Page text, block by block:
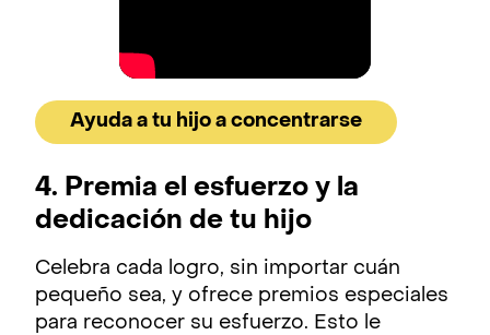
Ayuda a tu hijo a concentrarse
4. Premia el esfuerzo y la
dedicación de tu hijo
Celebra cada logro, sin importar cuán
pequeño sea, y ofrece premios especiales
para reconocer su esfuerzo. Esto le